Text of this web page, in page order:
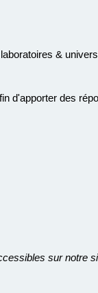
&
d'apporter des
sur notre